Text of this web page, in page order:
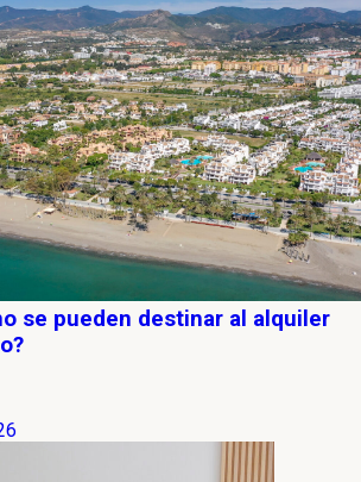
se pueden destinar al alquiler